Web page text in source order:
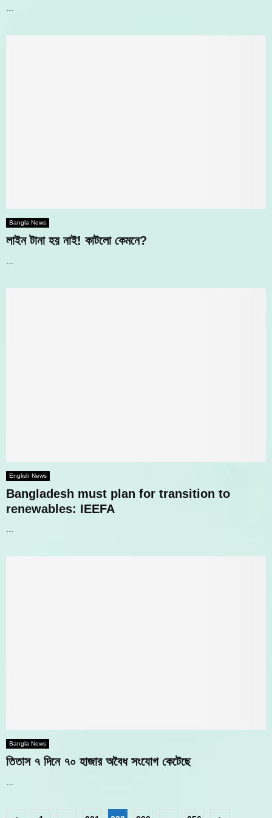
Bangla News
লাইন টানা হয় নাই! কাটলো কেমনে?
...
English News
Bangladesh must plan for transition to
renewables: IEEFA
Bangla News
তিতাস ৭ দিনে ৭০ হাজার অবৈধ সংযোগ কেটেছে